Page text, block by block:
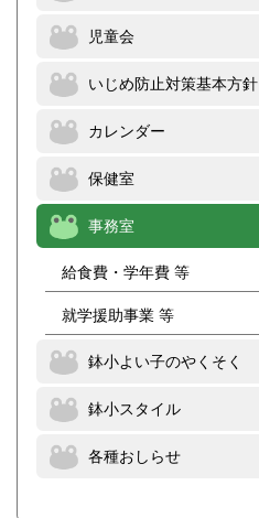
児童会
いじめ防止対策基本方針
カレンダー
保健室
事務室
給食費・学年費 等
就学援助事業 等
鉢小よい子のやくそく
鉢小スタイル
各種おしらせ